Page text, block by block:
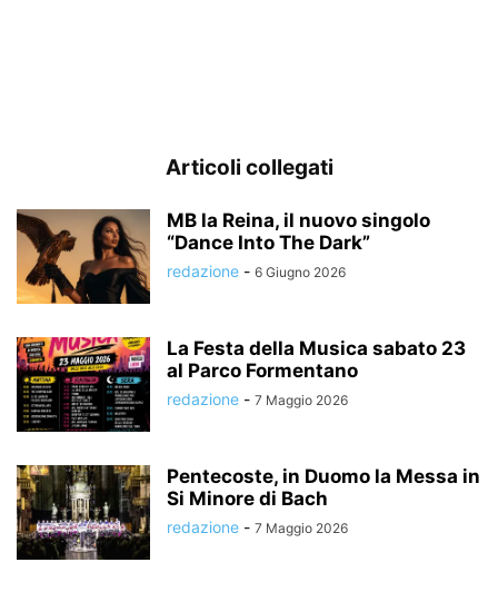
Articoli collegati
MB la Reina, il nuovo singolo
“Dance Into The Dark”
redazione - 6 Giugno 2026
La Festa della Musica sabato 23
al Parco Formentano
redazione - 7 Maggio 2026
Pentecoste, in Duomo la Messa in
Si Minore di Bach
redazione - 7 Maggio 2026